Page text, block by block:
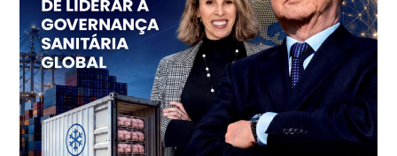
PR
R$ 1.414,46
t
Trigo Atacado - Regional
RS
R$ 1.314,61
t